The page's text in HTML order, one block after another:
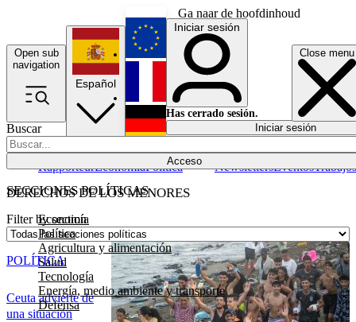
Ga naar de hoofdinhoud
Open sub
navigation
Close menu
Buscar
Acceso
SECCIONES POLÍTICAS
Economía
Política
Agricultura y alimentación
Salud
Tecnología
Energía, medio ambiente y transporte
Defensa
RapporteurEconomíaPolítica NewslettersEventosTrabajos
Español
English
Français
Iniciar sesión
Has cerrado sesión.
Iniciar sesión
DERECHOS DE LOS MENORES
Filter by section
Ceuta advierte de
una situación
POLÍTICA